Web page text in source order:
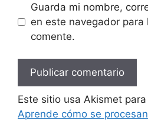
Guarda mi nombre,
en este navegador para
comente.
Este sitio usa Akismet
Aprende cómo se